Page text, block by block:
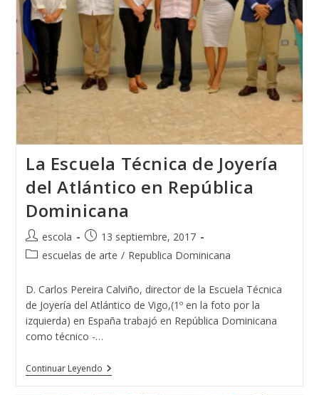
La Escuela Técnica de Joyería
del Atlántico en República
Dominicana
Autor
de
escola
Publicación
de
13 septiembre, 2017
Categoría
la
entrada:
escuelas de arte / Republica Dominicana
D. Carlos Pereira Calviño, director de la Escuela Técnica
de Joyería del Atlántico de Vigo,(1º en la foto por la
izquierda) en España trabajó en República Dominicana
como técnico -…
Continuar LeyendoLa
Escuela